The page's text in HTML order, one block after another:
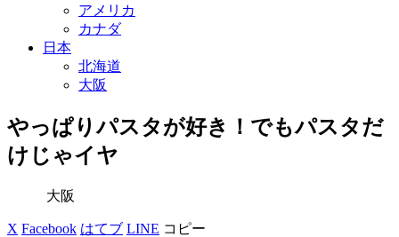
アメリカ
カナダ
日本
北海道
大阪
やっぱりパスタが好き！でもパスタだ
けじゃイヤ
大阪
X Facebook はてブ LINE コピー